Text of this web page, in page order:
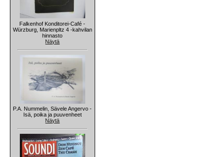
Falkenhof Konditorei-Café -
Würzburg, Marienpltz 4 -kahvilan
hinnasto
Näytä
P.A. Nummelin, Sävele Angervo -
Isä, poika ja puuvenheet
Näytä